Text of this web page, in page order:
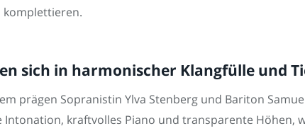
sich in harmonischer Klangfülle und
prägen Sopranistin Ylva Stenberg und Bariton
kraftvolles Piano und transparente Höhen,